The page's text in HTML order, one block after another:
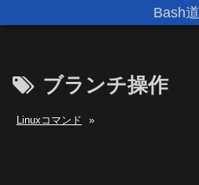
Bash道
ブランチ操作
Linuxコマンド »